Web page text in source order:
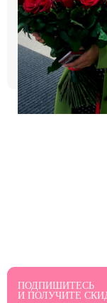
ПОДПИШИТЕСЬ
И ПОЛУЧИТЕ